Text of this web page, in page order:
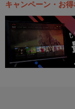
キャンペーン・お得